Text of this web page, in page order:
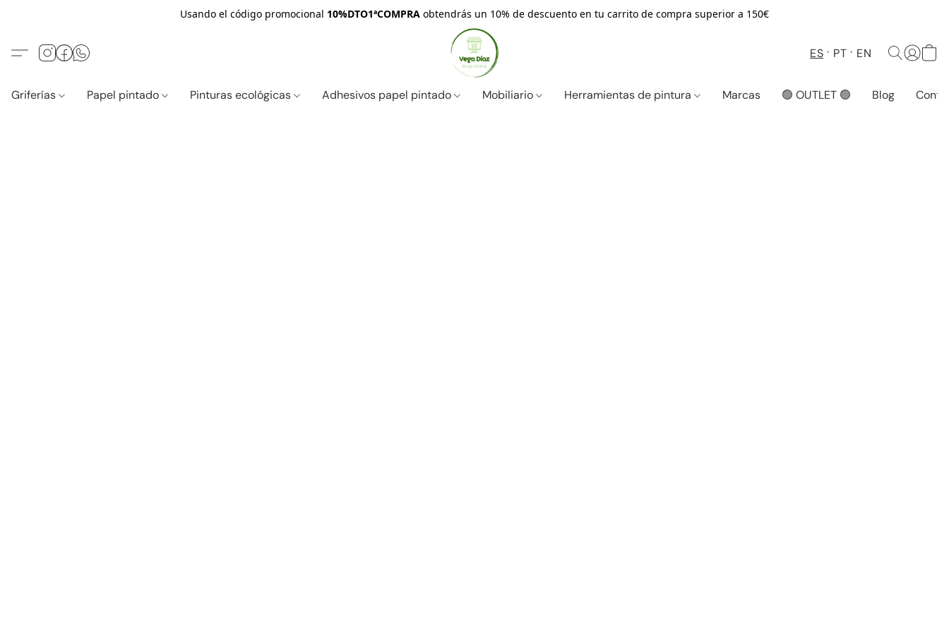
Usando el código promocional 10%DTO1ªCOMPRA obtendrás un 10% de descuento en tu carrito de compra superior a 150€
ES PT EN
Griferías Papel pintado Pinturas ecológicas Adhesivos papel pintado Mobiliario Herramientas de pintura Marcas 🟢 OUTLET 🟢 Blog